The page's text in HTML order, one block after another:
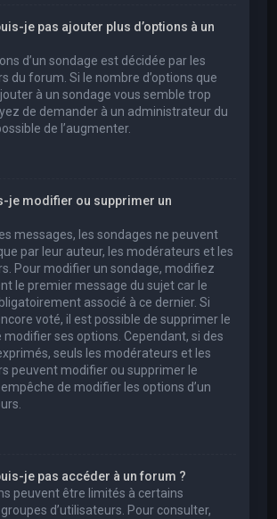
je pas ajouter plus d’options à un
d’un sondage est décidée par les
du forum. Si le nombre d’options que
à un sondage vous semble trop
de demander à un administrateur du
de l’augmenter.
je modifier ou supprimer un
messages, les sondages ne peuvent
par leur auteur, les modérateurs et les
Pour modifier un sondage, modifiez
le premier message du sujet car le
associé à ce dernier. Si
voté, il est possible de supprimer le
modifier ses options. Cependant, si des
seuls les modérateurs et les
peuvent modifier ou supprimer le
de modifier les options d’un
je pas accéder à un forum ?
peuvent être limités à certains
d’utilisateurs. Pour consulter,